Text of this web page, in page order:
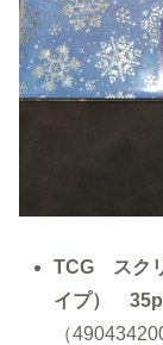
TCG スク
イプ）
（